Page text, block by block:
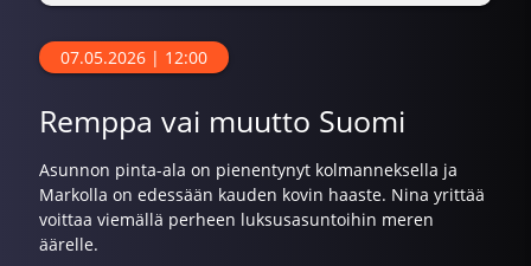
07.05.2026 | 12:00
Remppa vai muutto Suomi
Asunnon pinta-ala on pienentynyt kolmanneksella ja
Markolla on edessään kauden kovin haaste. Nina yrittää
voittaa viemällä perheen luksusasuntoihin meren
äärelle.